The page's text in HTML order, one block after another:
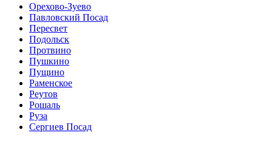
Орехово-Зуево
Павловский Посад
Пересвет
Подольск
Протвино
Пушкино
Пущино
Раменское
Реутов
Рошаль
Руза
Сергиев Посад